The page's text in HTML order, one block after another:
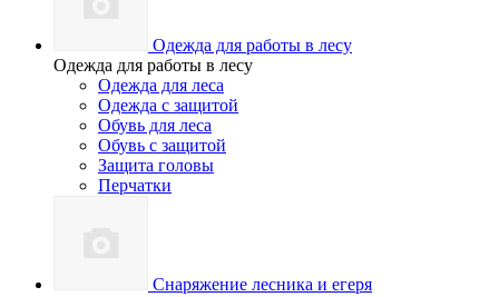
Одежда для работы в лесу
Одежда для работы в лесу
Одежда для леса
Одежда с защитой
Обувь для леса
Обувь с защитой
Защита головы
Перчатки
Снаряжение лесника и егеря